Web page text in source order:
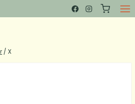
/ X